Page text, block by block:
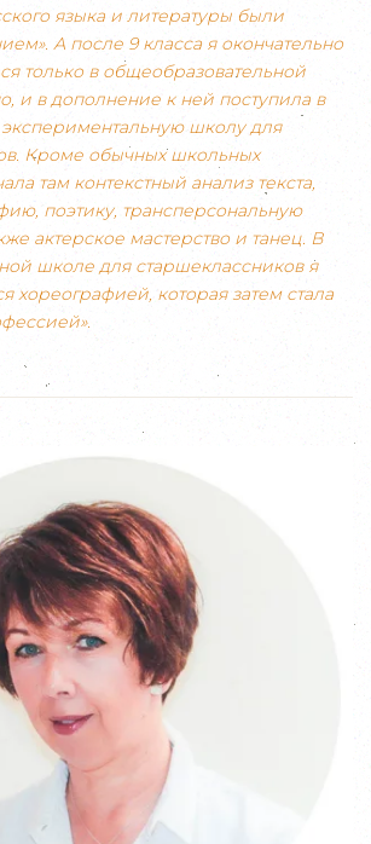
языка и литературы были
А после 9 класса я окончательно
только в общеобразовательной
и в дополнение к ней поступила в
школу для
Кроме обычных школьных
там контекстный анализ текста,
поэтику, трансперсональную
актерское мастерство и танец. В
школе для старшеклассников я
хореографией, которая затем стала